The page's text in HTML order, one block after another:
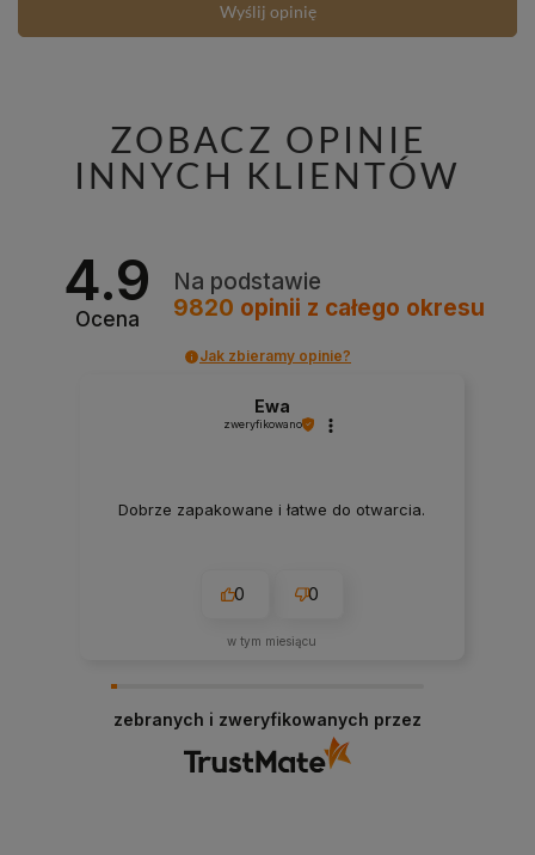
Wyślij opinię
ZOBACZ OPINIE
INNYCH KLIENTÓW
4.9
Ocena
Na podstawie
9820 opinii z całego okresu
Jak zbieramy opinie?
Ewa
zweryfikowano
Dobrze zapakowane i łatwe do otwarcia.
0 0
w tym miesiącu
zebranych i zweryfikowanych przez